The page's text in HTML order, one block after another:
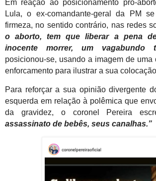
Em reação ao posicionamento pró-
Lula, o ex-comandante-geral da PM
firmeza, no sentido contrário, nas redes
o aborto, tem que liberar a pena
inocente morrer, um vagabundo
posicionou-se, usando a imagem de uma
enforcamento para ilustrar a sua
Para reforçar a sua opinião divergente
esquerda em relação à polêmica que
da gravidez, o coronel Pereira
assassinato de bebês, seus canalhas.”